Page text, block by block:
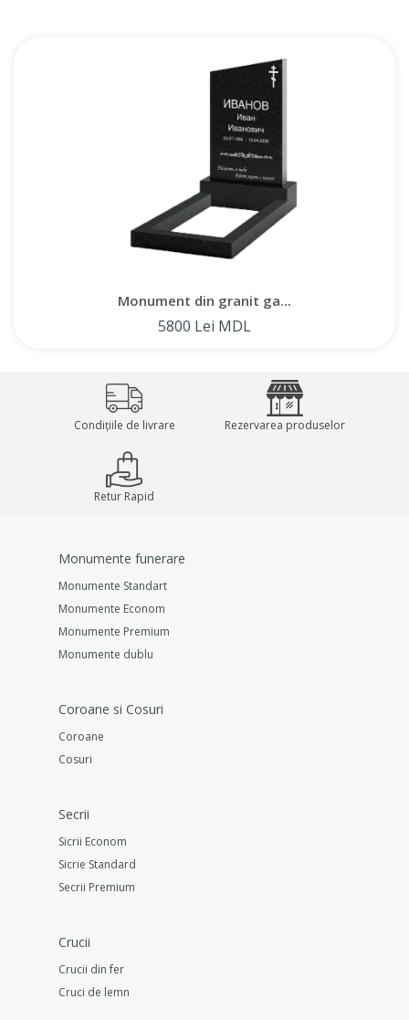
Monument din granit ga...
5800 Lei MDL
Condițiile de livrare Rezervarea produselor
Retur Rapid
Monumente funerare
Monumente Standart
Monumente Econom
Monumente Premium
Monumente dublu
Coroane si Cosuri
Coroane
Cosuri
Secrii
Sicrii Econom
Sicrie Standard
Secrii Premium
Crucii
Crucii din fer
Cruci de lemn